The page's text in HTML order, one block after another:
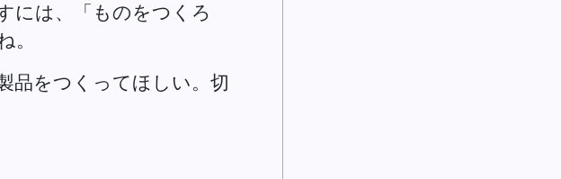
には、「ものをつくろ
。
品をつくってほしい。切